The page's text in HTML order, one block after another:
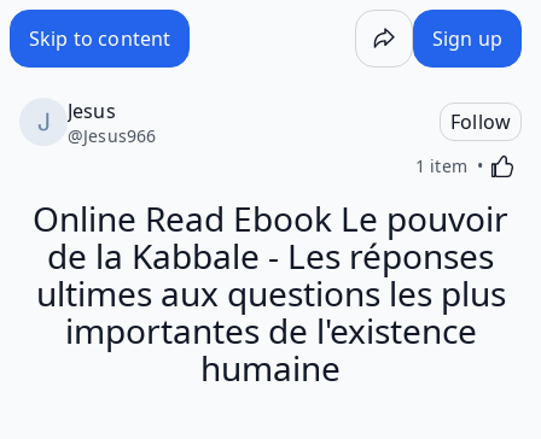
Skip to content Sign up
Jesus
@Jesus966
Follow
1 item
Online Read Ebook Le pouvoir
de la Kabbale - Les réponses
ultimes aux questions les plus
importantes de l'existence
humaine